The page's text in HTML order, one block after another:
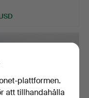
plattformen.
att tillhandahålla